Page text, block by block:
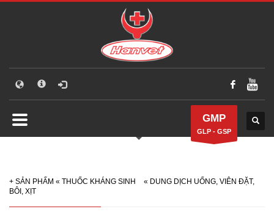
GMP
GLP - GSP
+ SẢN PHẨM « THUỐC KHÁNG SINH « DUNG DỊCH UỐNG, VIÊN ĐẶT,
BÔI, XỊT